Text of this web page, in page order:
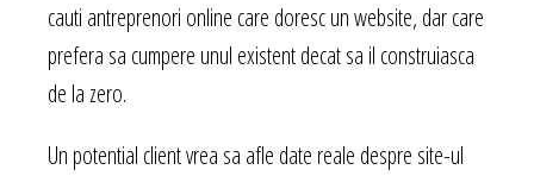
cauti antreprenori online care doresc un website, dar care
prefera sa cumpere unul existent decat sa il construiasca
de la zero.
Un potential client vrea sa afle date reale despre site-ul